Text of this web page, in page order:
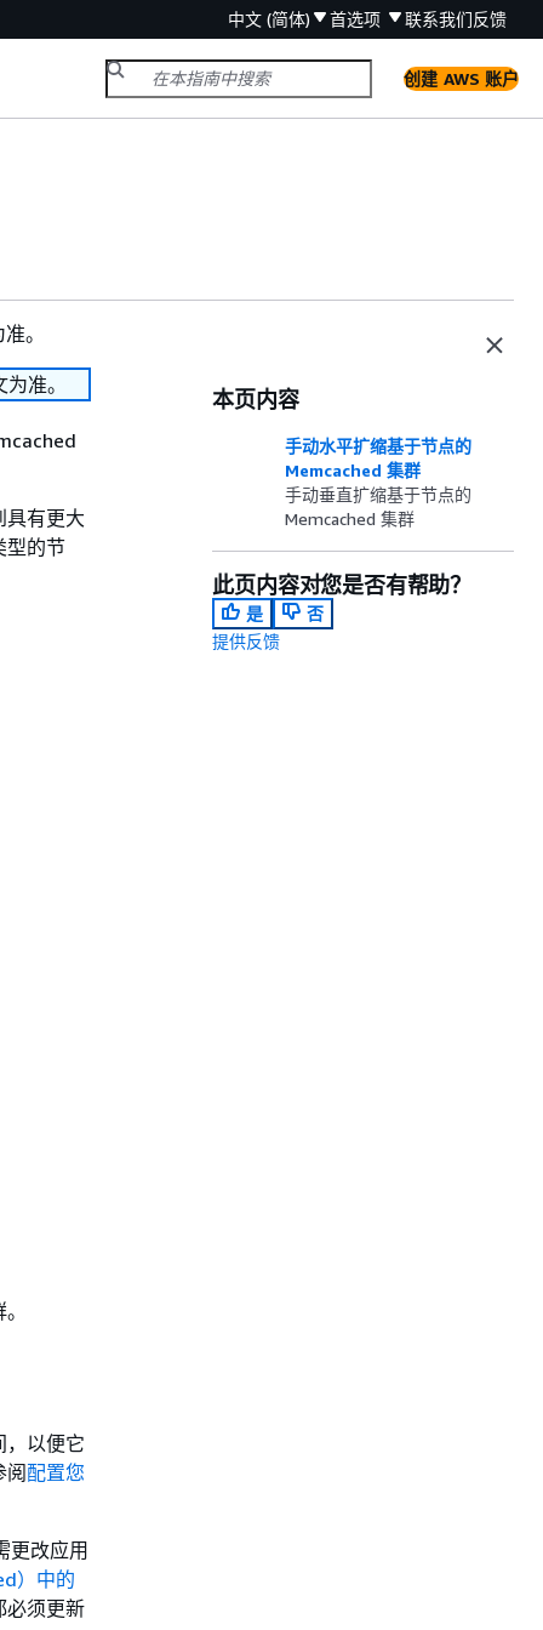
中文 (简体) 首选项 联系我们反馈
创建 AWS 账户
。
准。
具有更大
型的节
，以便它
阅配置您
更改应用
）中的
必须更新
本页内容
手动水平扩缩基于节点的
Memcached 集群
手动垂直扩缩基于节点的
Memcached 集群
此页内容对您是否有帮助？
是
否
提供反馈